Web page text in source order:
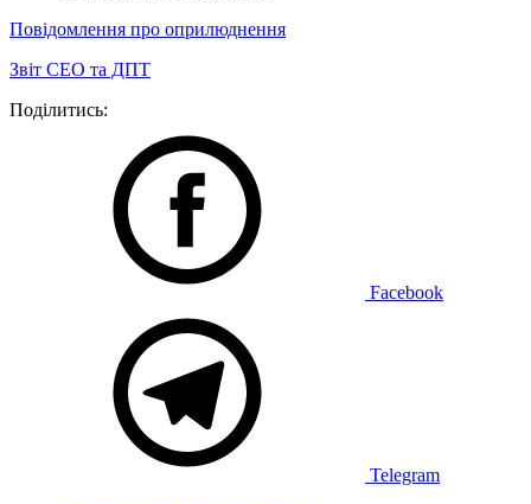
Повідомлення про оприлюднення
Звіт СЕО та ДПТ
Поділитись:
Facebook
Telegram